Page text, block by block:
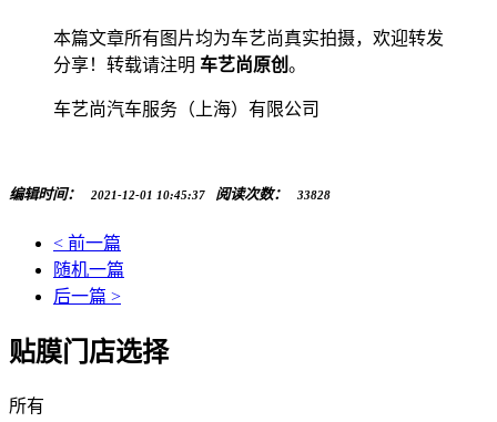
本篇文章所有图片均为车艺尚真实拍摄，欢迎转发
分享！转载请注明 车艺尚原创 。
车艺尚汽车服务（上海）有限公司
编辑时间： 2021-12-01 10:45:37 阅读次数： 33828
< 前一篇
随机一篇
后一篇 >
贴膜门店选择
所有